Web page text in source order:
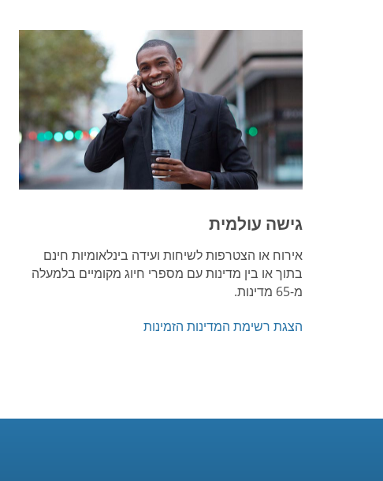
גישה עולמית
אירוח או הצטרפות לשיחות ועידה בינלאומיות חינם
בתוך או בין מדינות עם מספרי חיוג מקומיים בלמעלה
מ-65 מדינות.
הצגת רשימת המדינות הזמינות